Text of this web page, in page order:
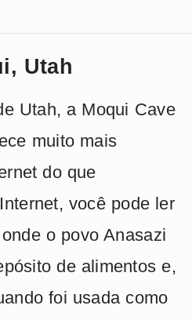
Utah
Utah, a Moqui Cave
muito mais
do que
você pode ler
o povo Anasazi
de alimentos e,
foi usada como